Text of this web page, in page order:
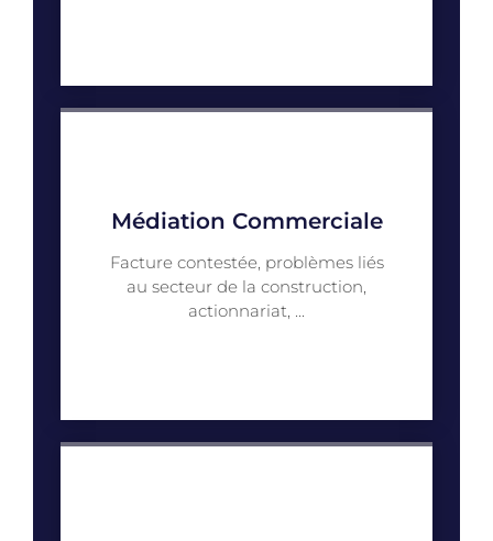
Médiation Commerciale
Facture contestée, problèmes liés
au secteur de la construction,
actionnariat, ...